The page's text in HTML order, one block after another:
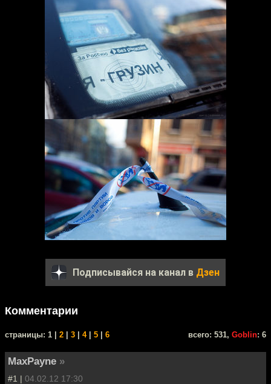
Подписывайся на канал в Дзен
Комментарии
cтраницы: 1 | 2 3 4| 5 6 всего: 531, Goblin: 6
MaxPayne »
#1 | 04.02.12 17:30